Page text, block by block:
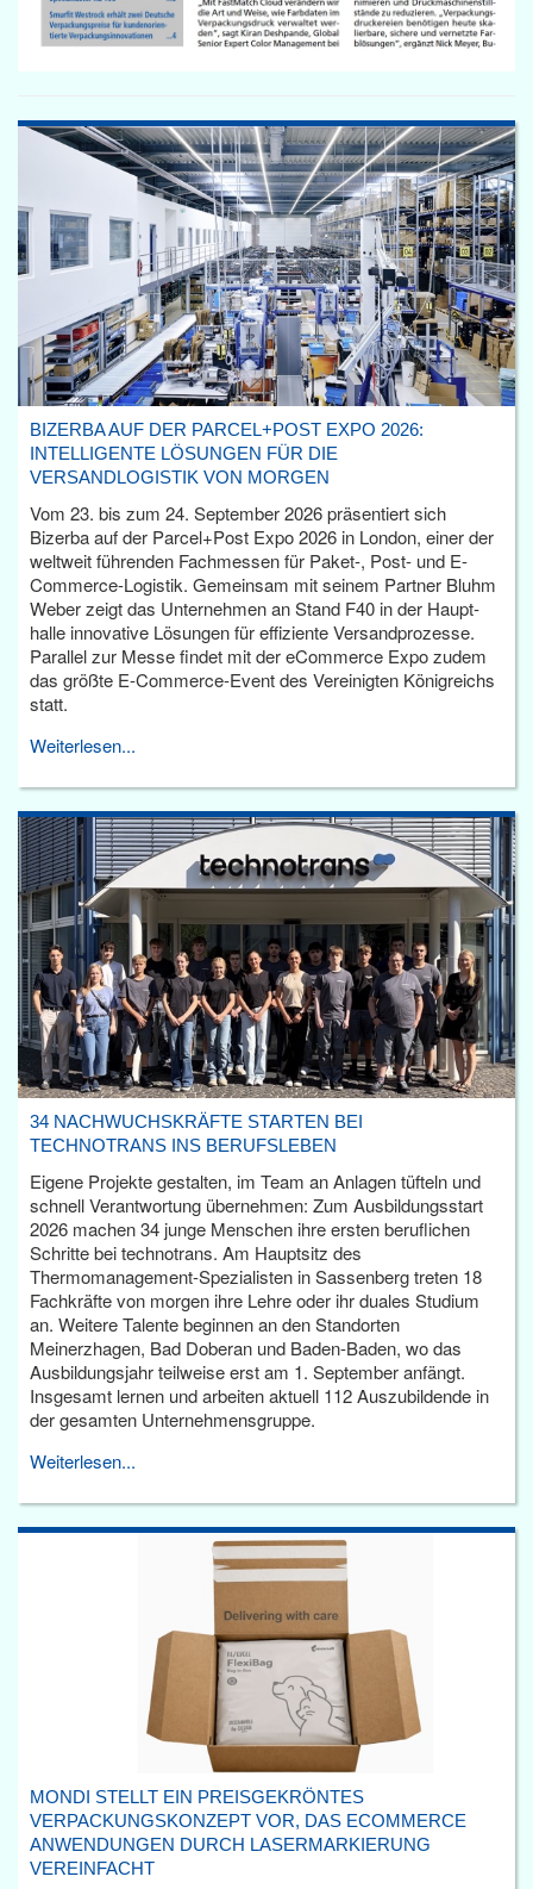
BIZERBA AUF DER PARCEL+POST EXPO 2026:
INTELLIGENTE LÖSUNGEN FÜR DIE
VERSANDLOGISTIK VON MORGEN
Vom 23. bis zum 24. September 2026 präsentiert sich
Bizerba auf der Parcel+Post Expo 2026 in London, einer der
weltweit führenden Fachmessen für Paket-, Post- und E-
Commerce-Logistik. Gemeinsam mit seinem Partner Bluhm
Weber zeigt das Unternehmen an Stand F40 in der Haupt­
halle innovative Lösungen für effiziente Versandprozesse.
Parallel zur Messe findet mit der eCommerce Expo zudem
das größte E-Commerce-Event des Vereinigten Königreichs
statt.
Weiterlesen...
34 NACHWUCHSKRÄFTE STARTEN BEI
TECHNOTRANS INS BERUFSLEBEN
Eigene Projekte gestalten, im Team an Anlagen tüfteln und
schnell Verantwortung übernehmen: Zum Ausbildungsstart
2026 machen 34 junge Menschen ihre ersten beruflichen
Schritte bei technotrans. Am Hauptsitz des
Thermomanagement-Spezialisten in Sassenberg treten 18
Fachkräfte von morgen ihre Lehre oder ihr duales Studium
an. Weitere Talente beginnen an den Standorten
Meinerzhagen, Bad Doberan und Baden-Baden, wo das
Ausbildungsjahr teilweise erst am 1. September anfängt.
Insgesamt lernen und arbeiten aktuell 112 Auszubildende in
der gesamten Unternehmensgruppe.
Weiterlesen...
MONDI STELLT EIN PREISGEKRÖNTES
VERPACKUNGSKONZEPT VOR, DAS ECOMMERCE
ANWENDUNGEN DURCH LASERMARKIERUNG
VEREINFACHT